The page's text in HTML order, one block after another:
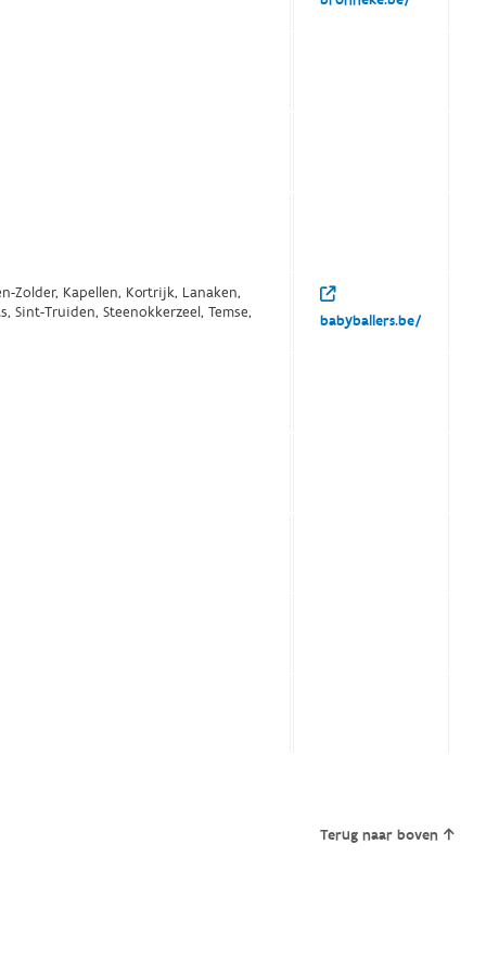
Zolder, Kapellen, Kortrijk, Lanaken,
Sint-Truiden, Steenokkerzeel, Temse,
babyballers.be/
Terug naar boven